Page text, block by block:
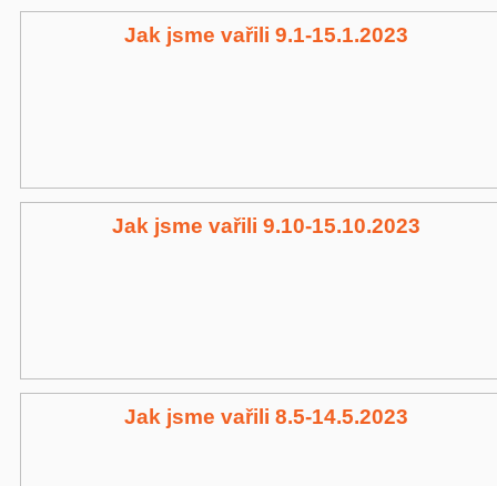
Jak jsme vařili 9.1-15.1.2023
Jak jsme vařili 9.10-15.10.2023
Jak jsme vařili 8.5-14.5.2023